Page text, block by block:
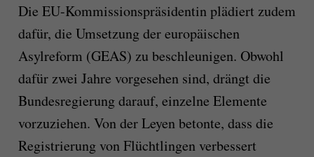
Die EU-Kommissionspräsidentin plädiert zudem
dafür, die Umsetzung der europäischen
Asylreform (GEAS) zu beschleunigen. Obwohl
dafür zwei Jahre vorgesehen sind, drängt die
Bundesregierung darauf, einzelne Elemente
vorzuziehen. Von der Leyen betonte, dass die
Registrierung von Flüchtlingen verbessert